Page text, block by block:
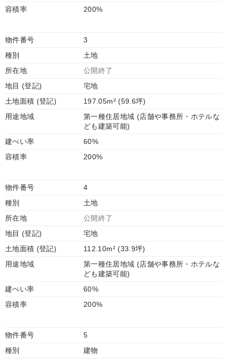
容積率
200%
物件番号
3
種別
土地
所在地
公開終了
地目 (登記)
宅地
土地面積 (登記)
197.05m² (59.6坪)
用途地域
第一種住居地域 (店舗や事務所・ホテルな
ども建築可能)
建ぺい率
60%
容積率
200%
物件番号
4
種別
土地
所在地
公開終了
地目 (登記)
宅地
土地面積 (登記)
112.10m² (33.9坪)
用途地域
第一種住居地域 (店舗や事務所・ホテルな
ども建築可能)
建ぺい率
60%
容積率
200%
物件番号
5
種別
建物